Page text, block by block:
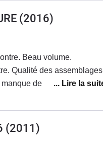
moquette grise de qualité
,lequel m'a dit que cela
qui aura un coût
me conseiller avec
de mon GPS . Bien
(2016)
Beau volume.
Qualité des assemblages
de reprise. Poid
enfants mettent des
A 10 000 euros mais
prix en neuf exagéré à l
(2011)